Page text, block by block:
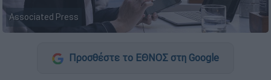
Associated Press
Προσθέστε το ΕΘΝΟΣ στη Google